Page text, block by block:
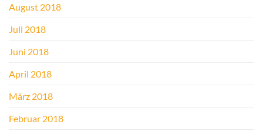
August 2018
Juli 2018
Juni 2018
April 2018
März 2018
Februar 2018